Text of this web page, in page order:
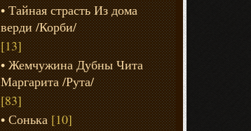
Тайная страсть Из дома
верди /Корби/
[13]
Жемчужина Дубны Чита
Маргарита /Рута/
[83]
Сонька [10]